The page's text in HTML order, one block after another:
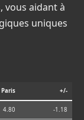
vous aidant à
uniques
Paris +/-
4.80 -1.18